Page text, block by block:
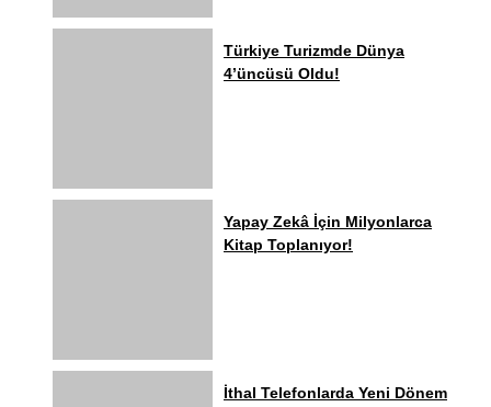
Türkiye Turizmde Dünya
4’üncüsü Oldu!
Yapay Zekâ İçin Milyonlarca
Kitap Toplanıyor!
İthal Telefonlarda Yeni Dönem